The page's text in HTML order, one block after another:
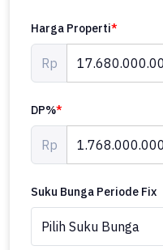
Harga Properti*
Rp
DP%*
Rp
Suku Bunga Periode Fix